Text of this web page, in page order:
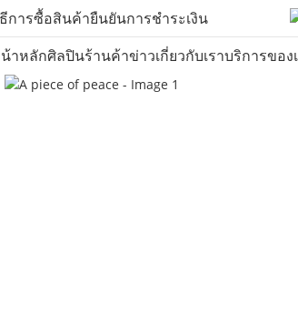
การซื้อสินค้ายืนยันการชำระเงิน
าหลักศิลปินร้านค้าข่าวเกี่ยวกับเราบริการของ